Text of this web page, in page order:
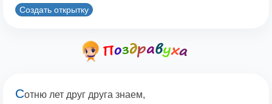
Создать открытку
Сотню лет друг друга знаем,